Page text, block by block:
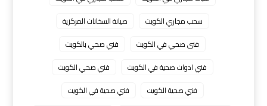
سحب مجاري الكويت
صيانة السخانات المركزية
فنى صحي في الكويت
فني صحي بالكويت
فني ادوات صحية في الكويت
فني صحي الكويت
فني صحية الكويت
فني صحية في الكويت